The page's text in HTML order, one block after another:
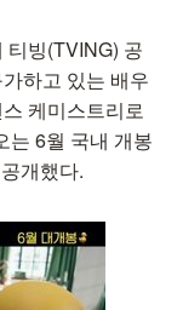
티빙(TVING) 공
하고 있는 배우
케미스트리로
는 6월 국내 개봉
개했다.